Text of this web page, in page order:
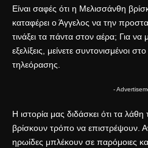
Είναι σαφές ότι η Μελισσάνθη
καταφέρει ο Άγγελος να την
τινάξει τα πάντα στον αέρα; Για να
εξελίξεις, μείνετε συντονισμένοι
τηλεόρασης.
-
Η ιστορία μας διδάσκει ότι τα
βρίσκουν τρόπο να επιστρέψουν.
ηρωίδες μπλέκουν σε παρόμοιες